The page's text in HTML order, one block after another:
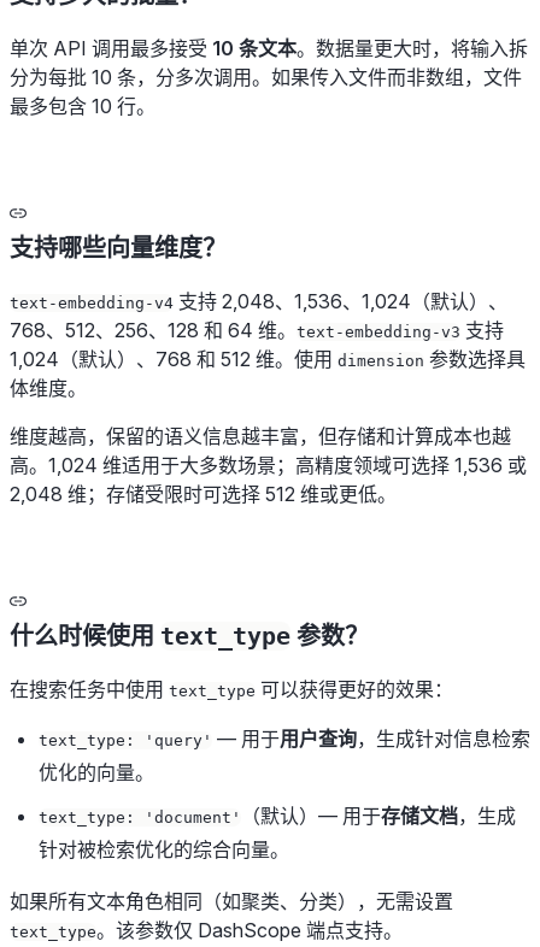
单次 API 调用最多接受 10 条文本。数据量更大时，将输入拆
分为每批 10 条，分多次调用。如果传入文件而非数组，文件
最多包含 10 行。
支持哪些向量维度？
text-embedding-v4 支持 2,048、1,536、1,024（默认）、
768、512、256、128 和 64 维。
text-embedding-v3 支持
1,024（默认）、768 和 512 维。使用 dimension 参数选择具
体维度。
维度越高，保留的语义信息越丰富，但存储和计算成本也越
高。1,024 维适用于大多数场景；高精度领域可选择 1,536 或
2,048 维；存储受限时可选择 512 维或更低。
什么时候使用 text_type 参数？
在搜索任务中使用 text_type 可以获得更好的效果：
text_type: 'query' — 用于用户查询，生成针对信息检索
优化的向量。
text_type: 'document' （默认）— 用于存储文档，生成
针对被检索优化的综合向量。
如果所有文本角色相同（如聚类、分类），无需设置
text_type。该参数仅 DashScope 端点支持。